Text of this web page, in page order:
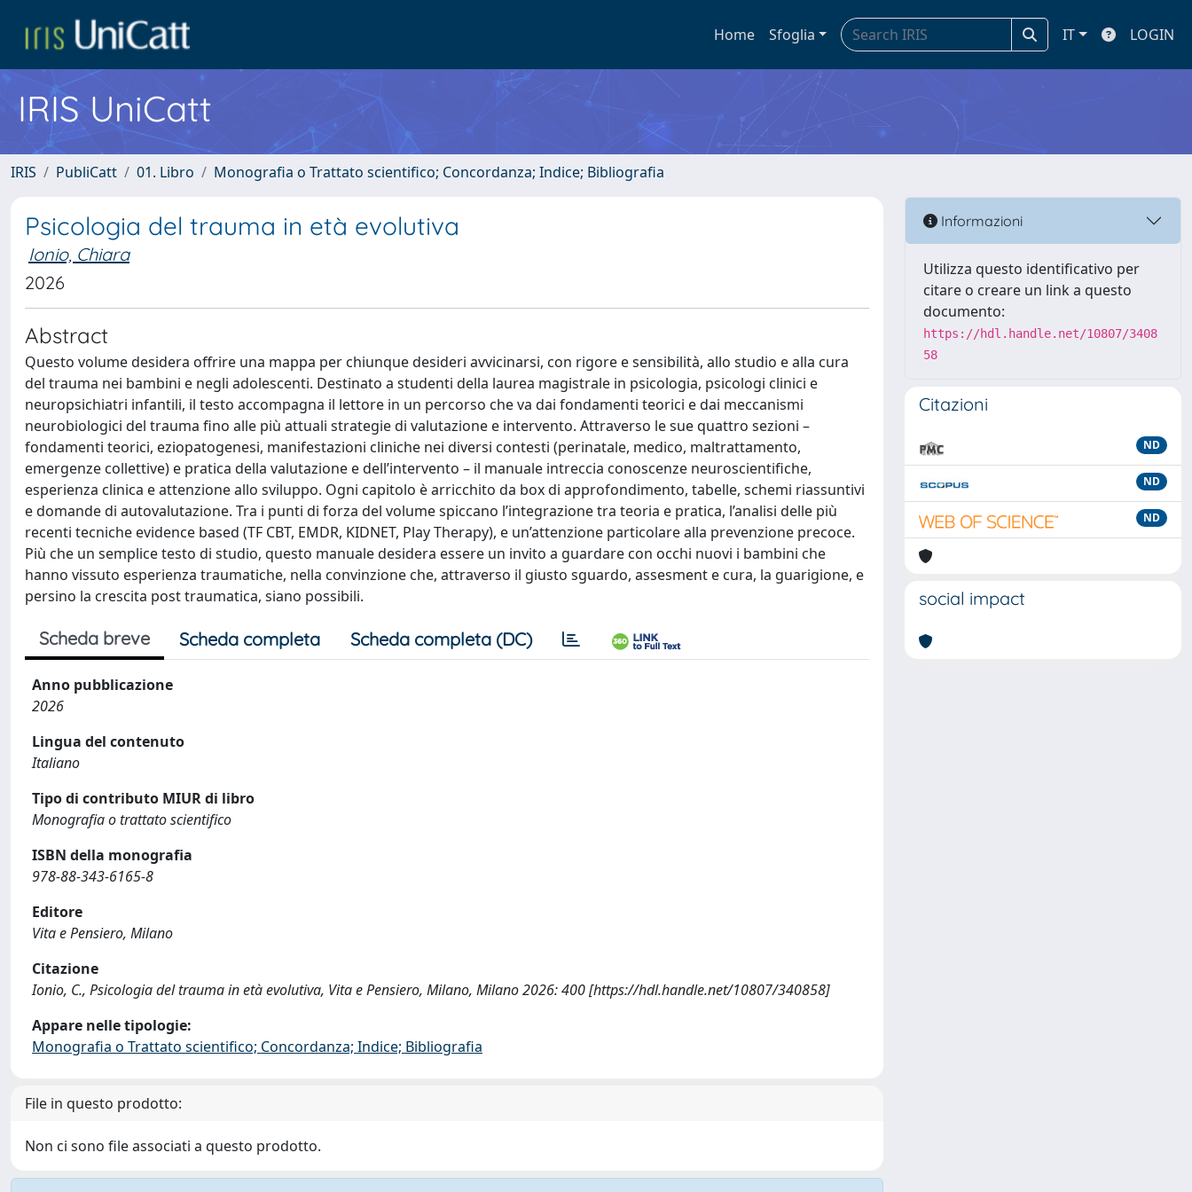
Home Sfoglia IT LOGIN
IRIS UniCatt
IRIS PubliCatt 01. Libro Monografia o Trattato scientifico; Concordanza; Indice; Bibliografia
Psicologia del trauma in età evolutiva
Ionio, Chiara
2026
Abstract
Questo volume desidera offrire una mappa per chiunque desideri avvicinarsi, con rigore e sensibilità, allo studio e alla cura
del trauma nei bambini e negli adolescenti. Destinato a studenti della laurea magistrale in psicologia, psicologi clinici e
neuropsichiatri infantili, il testo accompagna il lettore in un percorso che va dai fondamenti teorici e dai meccanismi
neurobiologici del trauma fino alle più attuali strategie di valutazione e intervento. Attraverso le sue quattro sezioni –
fondamenti teorici, eziopatogenesi, manifestazioni cliniche nei diversi contesti (perinatale, medico, maltrattamento,
emergenze collettive) e pratica della valutazione e dell’intervento – il manuale intreccia conoscenze neuroscientifiche,
esperienza clinica e attenzione allo sviluppo. Ogni capitolo è arricchito da box di approfondimento, tabelle, schemi riassuntivi
e domande di autovalutazione. Tra i punti di forza del volume spiccano l’integrazione tra teoria e pratica, l’analisi delle più
recenti tecniche evidence based (TF CBT, EMDR, KIDNET, Play Therapy), e un’attenzione particolare alla prevenzione precoce.
Più che un semplice testo di studio, questo manuale desidera essere un invito a guardare con occhi nuovi i bambini che
hanno vissuto esperienza traumatiche, nella convinzione che, attraverso il giusto sguardo, assesment e cura, la guarigione, e
persino la crescita post traumatica, siano possibili.
Scheda breve Scheda completa Scheda completa (DC)
Anno pubblicazione
2026
Lingua del contenuto
Italiano
Tipo di contributo MIUR di libro
Monografia o trattato scientifico
ISBN della monografia
978-88-343-6165-8
Editore
Vita e Pensiero, Milano
Citazione
Ionio, C., Psicologia del trauma in età evolutiva, Vita e Pensiero, Milano, Milano 2026: 400 [https://hdl.handle.net/10807/340858]
Appare nelle tipologie:
Monografia o Trattato scientifico; Concordanza; Indice; Bibliografia
File in questo prodotto:
Non ci sono file associati a questo prodotto.
Informazioni
Utilizza questo identificativo per
citare o creare un link a questo
documento:
https://hdl.handle.net/10807/3408
58
Citazioni
ND
ND
ND
social impact